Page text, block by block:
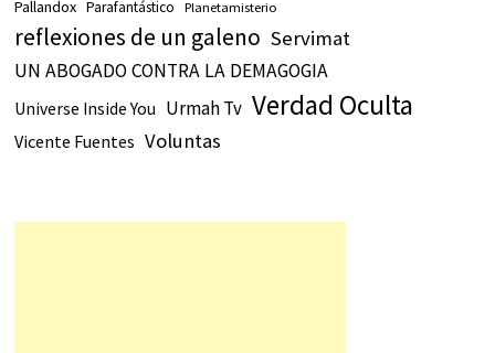
Pallandox Parafantástico Planetamisterio
reflexiones de un galeno Servimat
UN ABOGADO CONTRA LA DEMAGOGIA
Universe Inside You Urmah Tv Verdad Oculta
Vicente Fuentes Voluntas